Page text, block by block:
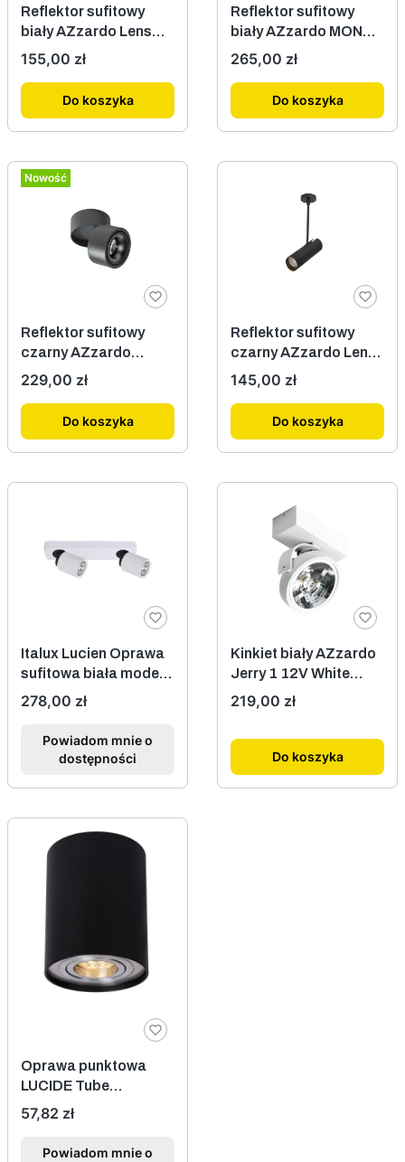
Reflektor sufitowy
biały AZzardo Lens
Square AZ3513
Cena
155,00 zł
Do koszyka
Reflektor sufitowy
biały AZzardo MONA
12W 3000K AZ4538
Cena
265,00 zł
Do koszyka
Nowość
Reflektor sufitowy
czarny AZzardo
Costa 12W AZ6031
Cena
229,00 zł
Do koszyka
Reflektor sufitowy
czarny AZzardo Lend
Round AZ3517
Cena
145,00 zł
Do koszyka
Italux Lucien Oprawa
sufitowa biała model:
FH31312A11
Cena
278,00 zł
Powiadom mnie o
dostępności
Kinkiet biały AZzardo
Jerry 1 12V White
AZ1364
Cena
219,00 zł
Do koszyka
Oprawa punktowa
LUCIDE Tube
Downlight
22952/01/30
Cena
57,82 zł
Powiadom mnie o